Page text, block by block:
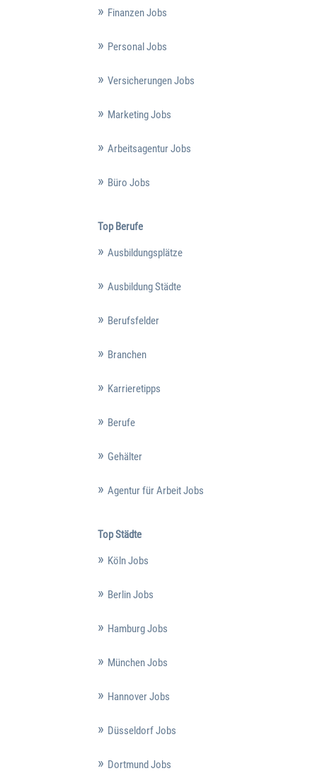
Finanzen Jobs
Personal Jobs
Versicherungen Jobs
Marketing Jobs
Arbeitsagentur Jobs
Büro Jobs
Top Berufe
Ausbildungsplätze
Ausbildung Städte
Berufsfelder
Branchen
Karrieretipps
Berufe
Gehälter
Agentur für Arbeit Jobs
Top Städte
Köln Jobs
Berlin Jobs
Hamburg Jobs
München Jobs
Hannover Jobs
Düsseldorf Jobs
Dortmund Jobs